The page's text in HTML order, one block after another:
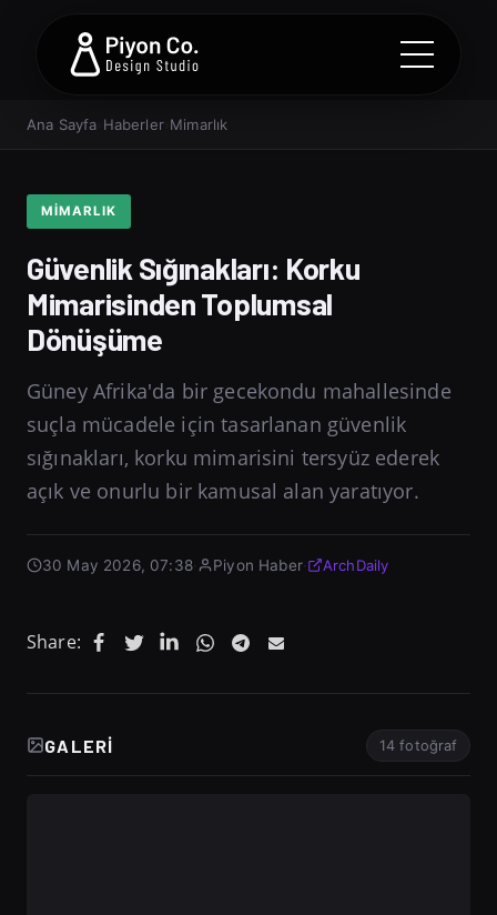
Ana Sayfa Haberler› Mimarlık
MIMARLIK
Güvenlik Sığınakları: Korku
Mimarisinden Toplumsal
Dönüşüme
Güney Afrika'da bir gecekondu mahallesinde
suçla mücadele için tasarlanan güvenlik
sığınakları, korku mimarisini tersyüz ederek
açık ve onurlu bir kamusal alan yaratıyor.
30 May 2026, 07:38· Piyon Haber· ArchDaily
Share:
GALERI 14 fotoğraf